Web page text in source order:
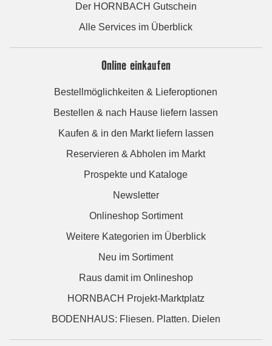
Der HORNBACH Gutschein
Alle Services im Überblick
Online einkaufen
Bestellmöglichkeiten & Lieferoptionen
Bestellen & nach Hause liefern lassen
Kaufen & in den Markt liefern lassen
Reservieren & Abholen im Markt
Prospekte und Kataloge
Newsletter
Onlineshop Sortiment
Weitere Kategorien im Überblick
Neu im Sortiment
Raus damit im Onlineshop
HORNBACH Projekt-Marktplatz
BODENHAUS: Fliesen. Platten. Dielen